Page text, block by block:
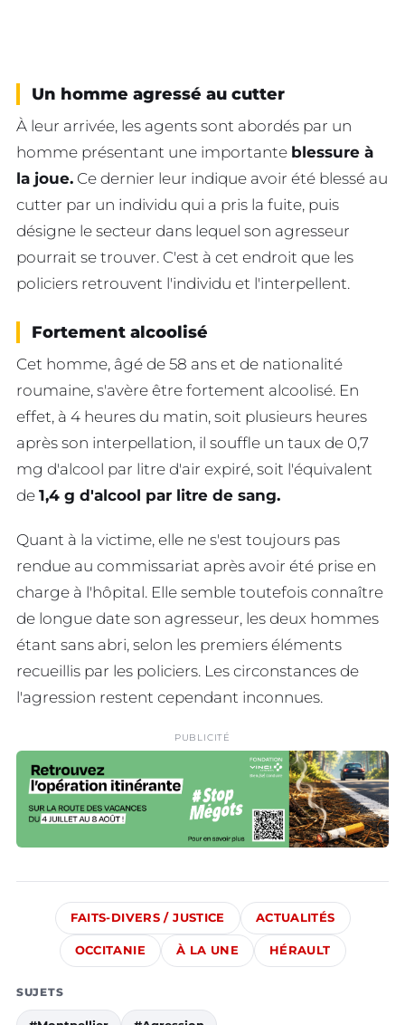
Un homme agressé au cutter
À leur arrivée, les agents sont abordés par un
homme présentant une importante blessure à
la joue. Ce dernier leur indique avoir été blessé au
cutter par un individu qui a pris la fuite, puis
désigne le secteur dans lequel son agresseur
pourrait se trouver. C'est à cet endroit que les
policiers retrouvent l'individu et l'interpellent.
Fortement alcoolisé
Cet homme, âgé de 58 ans et de nationalité
roumaine, s'avère être fortement alcoolisé. En
effet, à 4 heures du matin, soit plusieurs heures
après son interpellation, il souffle un taux de 0,7
mg d'alcool par litre d'air expiré, soit l'équivalent
de 1,4 g d'alcool par litre de sang.
Quant à la victime, elle ne s'est toujours pas
rendue au commissariat après avoir été prise en
charge à l'hôpital. Elle semble toutefois connaître
de longue date son agresseur, les deux hommes
étant sans abri, selon les premiers éléments
recueillis par les policiers. Les circonstances de
l'agression restent cependant inconnues.
PUBLICITÉ
FAITS-DIVERS / JUSTICE ACTUALITÉS
OCCITANIE À LA UNE HÉRAULT
SUJETS